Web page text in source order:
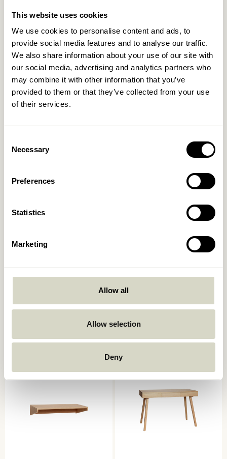
This website uses cookies
We use cookies to personalise content and ads, to
provide social media features and to analyse our traffic.
We also share information about your use of our site with
our social media, advertising and analytics partners who
may combine it with other information that you’ve
provided to them or that they’ve collected from your use
of their services.
Selection
Necessary
Preferences
Statistics
Marketing
Allow all
Allow selection
Deny
Relaterede varer
Utility Skrivebord Natur
-20%
Koi Skrivebord Grøn/Grå
Tilføj til kurv
6.949,00
Tilføj til kurv